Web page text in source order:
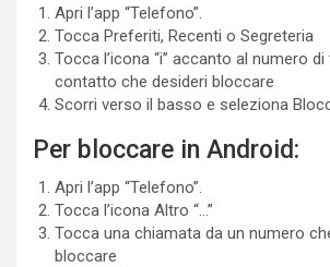
Apri l’app “Telefono”.
Tocca Preferiti, Recenti o Segreteria
Tocca l’icona “i” accanto al numero
contatto che desideri bloccare
Scorri verso il basso e seleziona
Per bloccare in Android:
Apri l’app “Telefono”.
Tocca l’icona Altro “…”
Tocca una chiamata da un numero
bloccare